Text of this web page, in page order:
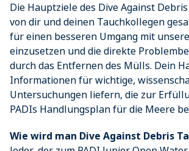
Die Hauptziele des Dive Against
von dir und deinen Tauchkollegen
für einen besseren Umgang mit
einzusetzen und die direkte
durch das Entfernen des Mülls. Dein
Informationen für wichtige,
Untersuchungen liefern, die zur
PADIs Handlungsplan für die Meere
Wie wird man Dive Against Debris